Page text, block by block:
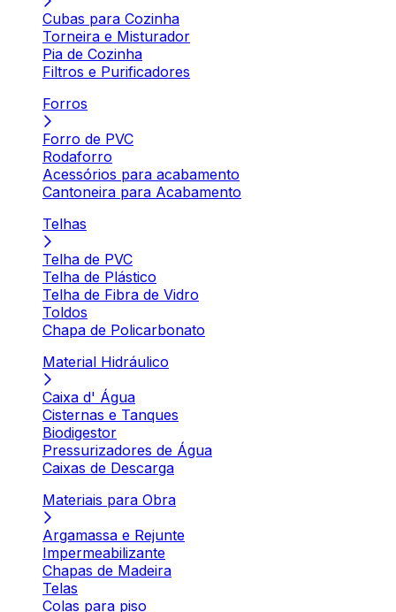
Cubas para Cozinha
Torneira e Misturador
Pia de Cozinha
Filtros e Purificadores
Forros
Forro de PVC
Rodaforro
Acessórios para acabamento
Cantoneira para Acabamento
Telhas
Telha de PVC
Telha de Plástico
Telha de Fibra de Vidro
Toldos
Chapa de Policarbonato
Material Hidráulico
Caixa d' Água
Cisternas e Tanques
Biodigestor
Pressurizadores de Água
Caixas de Descarga
Materiais para Obra
Argamassa e Rejunte
Impermeabilizante
Chapas de Madeira
Telas
Colas para piso